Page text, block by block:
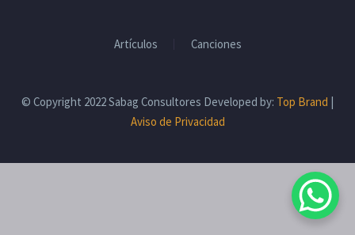
Artículos Canciones
© Copyright 2022 Sabag Consultores Developed by: Top Brand |
Aviso de Privacidad